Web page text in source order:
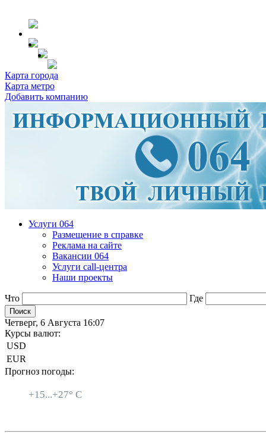
Карта города
Карта метро
Добавить компанию
Услуги 064
Размещение в справке
Реклама на сайте
Вакансии 064
Услуги call-центра
Наши проекты
Что Где
Четверг, 6 Августа 16:07
Курсы валют:
USD
EUR
Прогноз погоды:
+15...+27° C